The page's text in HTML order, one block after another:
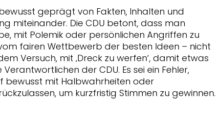
geprägt von Fakten, Inhalten und
miteinander. Die CDU betont, dass man
mit Polemik oder persönlichen Angriffen zu
fairen Wettbewerb der besten Ideen – nicht
Versuch, mit ‚Dreck zu werfen‘, damit etwas
der CDU. Es sei ein Fehler,
bewusst mit Halbwahrheiten oder
um kurzfristig Stimmen zu gewinnen.